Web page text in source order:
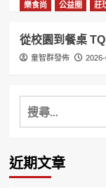
樂食尚
公益圈 莊
從校園到餐桌
童智群發佈
搜
尋
鍵
字:
近期文章